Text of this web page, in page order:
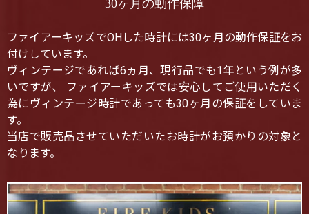
30ヶ月の動作保障
ファイアーキッズでOHした時計には30ヶ月の動作保証をお
付けしています。
ヴィンテージであれば6ヵ月、現行品でも1年という例が多
いですが、 ファイアーキッズでは安心してご使用いただく
為にヴィンテージ時計であっても30ヶ月の保証をしていま
す。
当店で販売品させていただいたお時計がお預かりの対象と
なります。